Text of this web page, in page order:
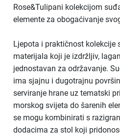
Rose&Tulipani kolekcijom
elemente za obogaćivanje
Ljepota i praktičnost kolekcije
materijala koji je izdržljiv,
jednostavan za održavanje.
ima sjajnu i dugotrajnu
serviranje hrane uz tematski
morskog svijeta do šarenih
se mogu kombinirati s
dodacima za stol koji